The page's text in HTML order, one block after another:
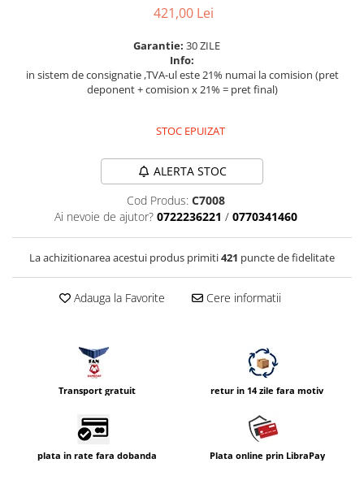
Convertoare pe filet foto video
Curatare si intretinere
Blitz-uri circulare (Macro)
Adaptoare stativ port umbrela si
blitz TTL
Comander TTL
Cabluri TTL
Cabluri si Patine Sincron
Protectie patina apa, ploaie
Bounce-uri, Softbox-uri
Ring-Flash Adaptor
Bracket-uri si suporti
Huse protectie blitz extern
421,00 Lei
Garantie: 30 ZILE
Info:
in sistem de consignatie ,TVA-ul este 21% numai la comision (pret
deponent + comision x 21% = pret final)
STOC EPUIZAT
ALERTA STOC
Cod Produs: C7008
Ai nevoie de ajutor? 0722236221 / 0770341460
La achizitionarea acestui produs primiti421 puncte de fidelitate
Adauga la Favorite Cere informatii
Transport gratuit retur in 14 zile fara motiv
plata in rate fara dobanda Plata online prin LibraPay